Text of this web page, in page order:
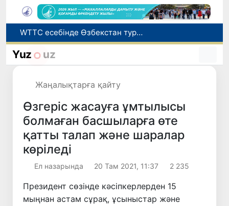
WTTC есебінде Өзбекстан туризмнің өсу қарқыны бойынша Орталық Азияда бірінші орынға шықты
Мүмкіндігі шектеулі талапкерлерге қабылдау емтихандарында қосымша уақыт беріледі
Yuz uz
Жаңалықтарға қайту
Өзгеріс жасауға ұмтылысы
болмаған басшыларға өте
қатты талап және шаралар
көріледі
Ел назарында 20 Там 2021, 11:37 2 235
Президент сөзінде кәсіпкерлерден 15
мыңнан астам сұрақ, ұсыныстар және